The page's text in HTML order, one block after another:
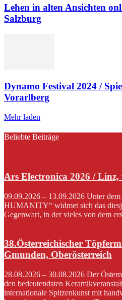
Lehen in alten Ansichten
Salzburg
Dynamo Festival 2024 /
Vorarlberg
Mehr laden
Beliebte Beiträge
Ars Electronica 2026 / Linz,
09.09.2026 – 13.09.2026 Unter
HUMANITY“ widmet sich das
Gegenwart, in der vieles von dem
38.Österreichischer
Gmunden, Oberösterreich
28.08.2026 – 30.08.2026 Der
den bedeutendsten
internationale Spitzenkunst mit